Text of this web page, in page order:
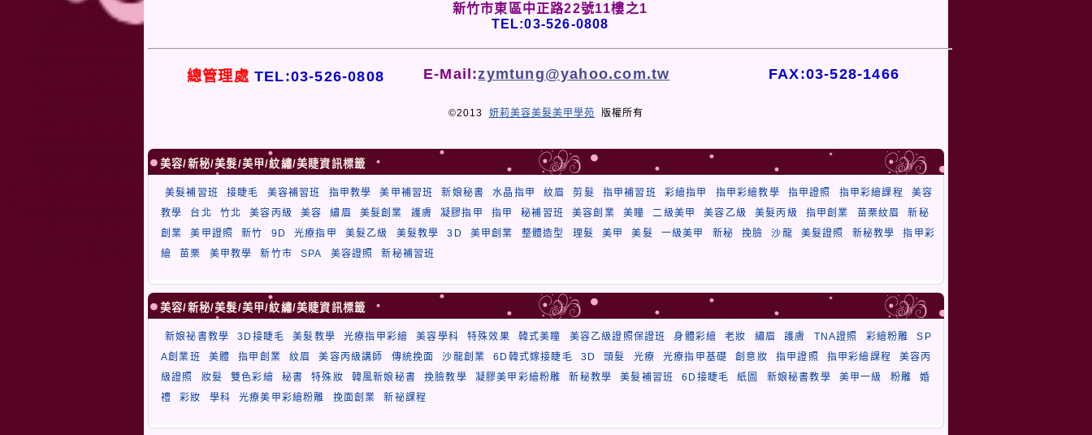
新竹市東區中正路22號11樓之1
TEL:03-526-0808
總管理處 TEL:03-526-0808 E-Mail:zymtung@yahoo.com.tw FAX:03-528-1466
©2013 妍莉美容美髮美甲學苑 版權所有
美容/新秘/美髮/美甲/紋繡/美睫資訊標籤
美髮補習班 接睫毛 美容補習班 指甲教學 美甲補習班 新娘秘書 水晶指甲 紋眉 剪髮 指甲補習班 彩繪指甲 指甲彩繪教學 指甲證照 指甲彩繪課程
美容
教學
台北 竹北 美容丙級 美容 繡眉 美髮創業 護膚 凝膠指甲 指甲 秘補習班 美容創業 美瞳 二級美甲 美容乙級 美髮丙級 指甲創業 苗栗紋眉
新秘
創業
美甲證照 新竹 9D 光療指甲 美髮乙級 美髮教學 3D 美甲創業 整體造型 理髮 美甲 美髮 一級美甲 新秘 挽臉 沙龍 美髮證照 新秘教學
指甲彩
繪
苗栗 美甲教學 新竹市 SPA 美容證照 新秘補習班
美容/新秘/美髮/美甲/紋繡/美睫資訊標籤
新娘祕書教學 3D接睫毛 美髮教學 光療指甲彩繪 美容學科 特殊效果 韓式美瞳 美容乙級證照保證班 身體彩繪 老妝 繡眉 護膚 TNA證照 彩繪粉雕
SP
A創業班
美體 指甲創業 紋眉 美容丙級講師 傳統挽面 沙龍創業 6D韓式嫁接睫毛 3D 頭髮 光療 光療指甲基礎 創意妝 指甲證照 指甲彩繪課程
美容丙
級證照
妝髮 雙色彩繪 秘書 特殊妝 韓風新娘秘書 挽臉教學 凝膠美甲彩繪粉雕 新秘教學 美髮補習班 6D接睫毛 紙圖 新娘秘書教學 美甲一級 粉雕
婚
禮
彩妝 學科 光療美甲彩繪粉雕 挽面創業 新祕課程